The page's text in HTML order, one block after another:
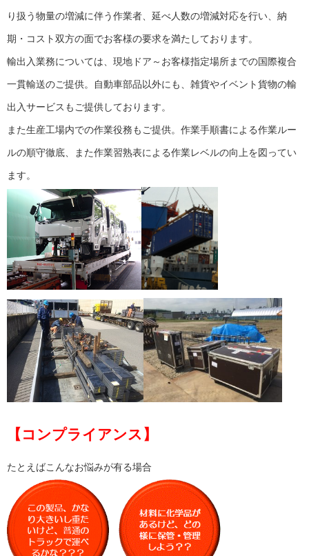
り扱う物量の増減に伴う作業者、延べ人数の増減対応を行い、納
期・コスト双方の面でお客様の要求を満たしております。
輸出入業務については、現地ドア～お客様指定場所までの国際複合
一貫輸送のご提供。自動車部品以外にも、雑貨やイベント貨物の輸
出入サービスもご提供しております。
また生産工場内での作業役務もご提供。作業手順書による作業ルー
ルの順守徹底、また作業習熟表による作業レベルの向上を図ってい
ます。
【コンプライアンス】
たとえばこんなお悩みが有る場合